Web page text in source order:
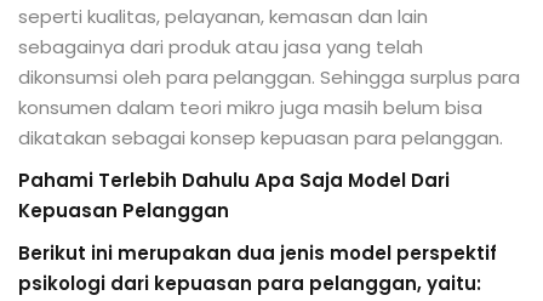
seperti kualitas, pelayanan, kemasan dan lain
sebagainya dari produk atau jasa yang telah
dikonsumsi oleh para pelanggan. Sehingga surplus para
konsumen dalam teori mikro juga masih belum bisa
dikatakan sebagai konsep kepuasan para pelanggan.
Pahami Terlebih Dahulu Apa Saja Model Dari
Kepuasan Pelanggan
Berikut ini merupakan dua jenis model perspektif
psikologi dari kepuasan para pelanggan, yaitu: